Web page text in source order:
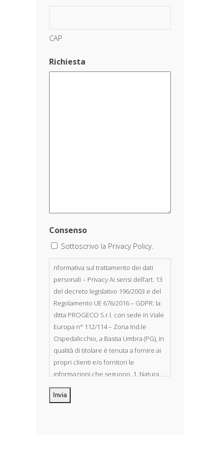
CAP
Richiesta
Consenso
Sottoscrivo la Privacy Policy.
nformativa sul trattamento dei dati
personali – Privacy Ai sensi dell’art. 13
del decreto legislativo 196/2003 e del
Regolamento UE 676/2016 – GDPR: la
ditta PROGECO S.r.l. con sede in Viale
Europa n° 112/114 – Zona Ind.le
Ospedalicchio, a Bastia Umbra (PG), in
qualità di titolare è tenuta a fornire ai
propri clienti e/o fornitori le
informazioni che seguono. 1. Natura
dei dati personali Costituiscono
oggetto di trattamento i Suoi dati